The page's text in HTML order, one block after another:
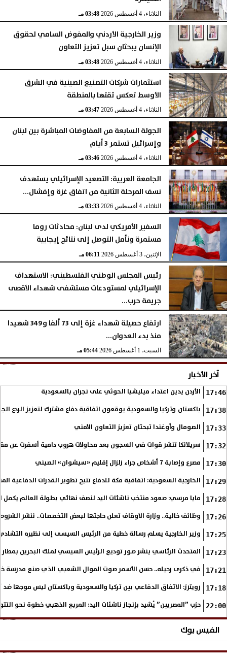
الثلاثاء، 4 أغسطس 2026 03:48 مـ
وزير الخارجية الأردني والمفوض السامي لحقوق
الإنسان يبحثان سبل تعزيز التعاون
الثلاثاء، 4 أغسطس 2026 03:48 مـ
استثمارات شركات التصنيع الصينية في الشرق
الأوسط تعكس ثقتها بالمنطقة
الثلاثاء، 4 أغسطس 2026 03:47 مـ
الجولة السابعة من المفاوضات المباشرة بين لبنان
وإسرائيل تستمر 3 أيام
الثلاثاء، 4 أغسطس 2026 03:46 مـ
الجامعة العربية: التصعيد الإسرائيلي يستهدف
نسف المرحلة الثانية من اتفاق غزة وإفشال...
الثلاثاء، 4 أغسطس 2026 03:33 مـ
السفير الأمريكي لدى لبنان: محادثات روما
مستمرة ونأمل التوصل إلى نتائج إيجابية
الإثنين، 3 أغسطس 2026 06:11 مـ
رئيس المجلس الوطني الفلسطيني: الاستهداف
الإسرائيلي لمستودعات مستشفى شهداء الأقصى
جريمة حرب...
السبت، 1 أغسطس 2026
ارتفاع حصيلة شهداء غزة إلى 73 ألفا و349 شهيدا
منذ بدء العدوان...
السبت، 1 أغسطس 2026 05:44 مـ
آخر الأخبار
17:46 الأردن يدين اعتداء ميليشيا الحوثي على نجران بالسعودية
17:38 باكستان وتركيا والسعودية يوقعون اتفاقية دفاع مشترك لتعزيز الردع
17:33 الصومال وأوغندا تبحثان تعزيز التعاون الأمني
17:32 سريلانكا تنشر قوات في السجون بعد محاولات هروب دامية أسفرت عن مقتل 3
17:30 مصرع وإصابة 7 أشخاص جراء زلزال إقليم «سيشوان» الصيني
17:29 الخارجية السعودية: اتفاقية مكة للدفاع تتيح تطوير القدرات الدفاعية
17:28 مايا مرسي: صعود منتخب ناشئات اليد لنصف نهائي بطولة العالم يكمل
17:26 وظائف خالية.. وزارة الأوقاف تعلن حاجتها لبعض التخصصات.. ننشر
17:25 وزير الخارجية يسلم رسالة خطية من الرئيس السيسى إلى نظيره
17:23 المتحدث الرئاسي ينشر صور توديع الرئيس السيسي لملك البحرين بمطار
17:21 في ذكرى رحيله.. حسن الأسمر صوت الموال الشعبي الذي صنع مدرسة
17:18 رويترز: الاتفاق الدفاعي بين تركيا والسعودية وباكستان ليس موجها
22:00 حزب ”المصريين” يُشيد بإنجاز ناشئات اليد: المربع الذهبي خطوة نحو
الفيس بوك